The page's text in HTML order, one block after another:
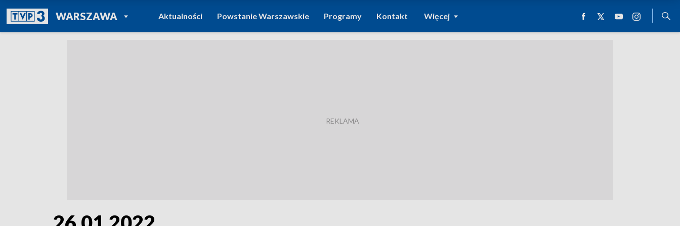
WARSZAWAPOWRÓT DO
TVP REGIONY
Aktualności Powstanie Warszawskie Programy Kontakt Więcej